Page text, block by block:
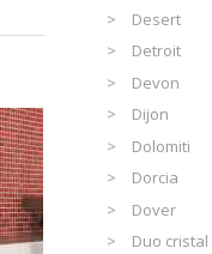
Desert
Detroit
Devon
Dijon
Dolomiti
Dorcia
Dover
Duo cristal